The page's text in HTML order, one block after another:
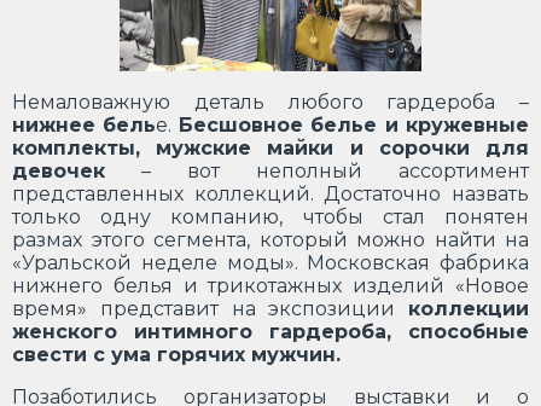
Немаловажную деталь любого гардероба –
нижнее белье. Бесшовное белье и кружевные
комплекты, мужские майки и сорочки для
девочек – вот неполный ассортимент
представленных коллекций. Достаточно назвать
только одну компанию, чтобы стал понятен
размах этого сегмента, который можно найти на
«Уральской неделе моды». Московская фабрика
нижнего белья и трикотажных изделий «Новое
время» представит на экспозиции коллекции
женского интимного гардероба, способные
свести с ума горячих мужчин.
Позаботились организаторы выставки и о